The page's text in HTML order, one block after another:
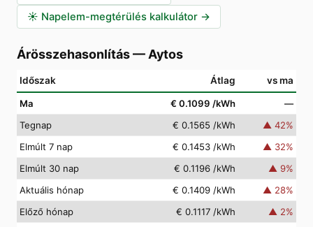
☀️ Napelem-megtérülés kalkulátor →
Árösszehasonlítás— Aytos
Időszak Átlag vs ma
Ma € 0.1099 /kWh
—
Tegnap
€ 0.1565 /kWh ▲ 42%
Elmúlt 7 nap
€ 0.1453 /kWh ▲ 32%
Elmúlt 30 nap
€ 0.1196 /kWh ▲ 9%
Aktuális hónap
€ 0.1409 /kWh ▲ 28%
Előző hónap
€ 0.1117 /kWh ▲ 2%